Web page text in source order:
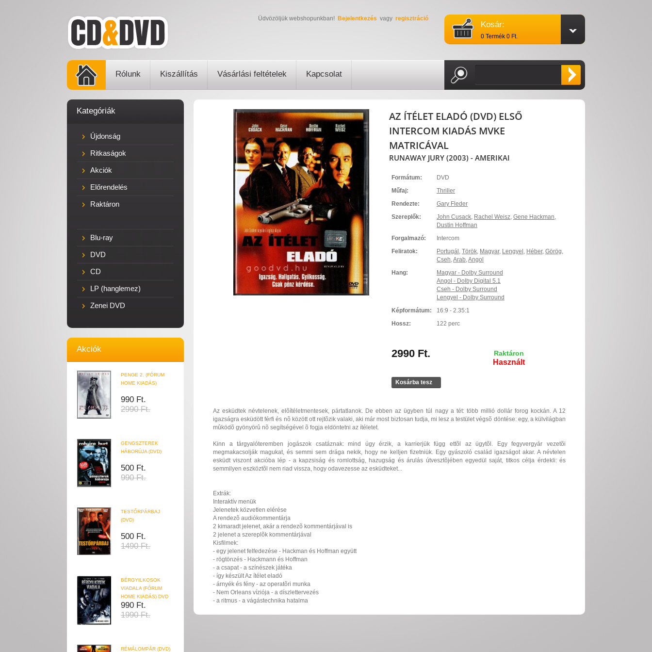
Kosár:
0 Termék 0 Ft.
Üdvözöljük webshopunkban! Bejelentkezés vagy regisztráció
Rólunk Kiszállítás Vásárlási feltételek Kapcsolat
Kategóriák
Újdonság
Ritkaságok
Akciók
Előrendelés
Raktáron
Blu-ray
DVD
CD
LP (hanglemez)
Zenei DVD
Akciók
PENGE 2. (FÓRUM
HOME KIADÁS)
990 Ft.
2990 Ft.
GENGSZTEREK
HÁBORÚJA (DVD)
500 Ft.
990 Ft.
TESTŐRPÁRBAJ
(DVD)
500 Ft.
1490 Ft.
BÉRGYILKOSOK
VIADALA (FÓRUM
HOME KIADÁS) DVD
990 Ft.
1990 Ft.
RÉMÁLOMPÁR (DVD)
AZ ÍTÉLET ELADÓ (DVD) ELSŐ
INTERCOM KIADÁS MVKE
MATRICÁVAL
RUNAWAY JURY (2003) - AMERIKAI
Formátum:
DVD
Műfaj:
Thriller
Rendezte:
Gary Fleder
Szereplők:
John Cusack, Rachel Weisz, Gene Hackman,
Dustin Hoffman
Forgalmazó:
Intercom
Feliratok:
Portugál , Török, Magyar, Lengyel , Héber, Görög,
Cseh,Arab,Angol
Hang:
Magyar - Dolby Surround
Angol - Dolby Digital 5.1
Cseh - Dolby Surround
Lengyel - Dolby Surround
Képformátum:
16:9 - 2.35:1
Hossz:
122 perc
2990 Ft. Raktáron
Használt
Kosárba tesz
Az esküdtek névtelenek, elõítéletmentesek, pártatlanok. De ebben az ügyben túl nagy a tét: több millió dollár forog kockán. A 12
igazságra esküdött férfi és nõ között ott rejtõzik valaki, aki már most biztosan tudja, mi lesz a testület végsõ döntése: egy, a külvilágban
mûködõ gyönyörû nõ segítségével õ fogja eldöntetni az ítéletet.
Kinn a tárgyalóteremben jogászok csatáznak: mind úgy érzik, a karrierjük függ ettõl az ügytõl. Egy fegyvergyár vezetõi
megmakacsolják magukat, és semmi sem drága nekik, hogy ne kelljen fizetniük. Egy gyászoló család igazságot akar. A névtelen
esküdt viszont akcióba lép - a kapzsiság és romlottság, hazugság és árulás útvesztõjében egyedül saját, titkos célja érdekli: és
semmilyen eszköztõl nem riad vissza, hogy odavezesse az esküdteket...
Extrák:
Interaktív menük
Jelenetek közvetlen elérése
A rendezõ audiókommentárja
2 kimaradt jelenet, akár a rendezõ kommentárjával is
2 jelenet a szereplõk kommentárjával
Kisfilmek:
- egy jelenet felfedezése - Hackman és Hoffman együtt
- rögtönzés - Hackmann és Hoffman
- a csapat - a színészek játéka
- így készült Az ítélet eladó
- árnyék és fény - az operatõri munka
- Nem Orleans víziója - a díszlettervezés
- a ritmus - a vágástechnika hatalma